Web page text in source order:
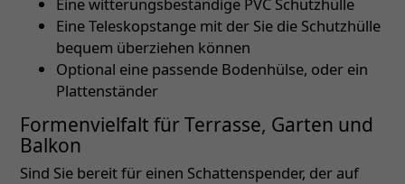
Eine Teleskopstange mit der Sie die Schutzhülle
bequem überziehen können
Optional eine passende Bodenhülse, oder ein
Plattenständer
Formenvielfalt für Terrasse, Garten und
Balkon
Sind Sie bereit für einen Schattenspender, der auf